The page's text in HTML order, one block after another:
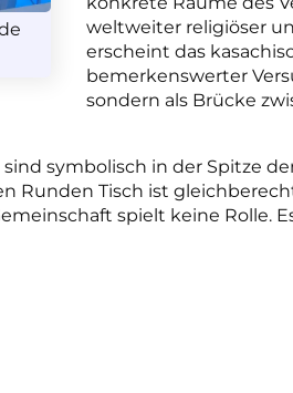
weltweiter religiöser
erscheint das
bemerkenswerter
sondern als Brücke
symbolisch in der Spitze
Runden Tisch ist
spielt keine Rolle.